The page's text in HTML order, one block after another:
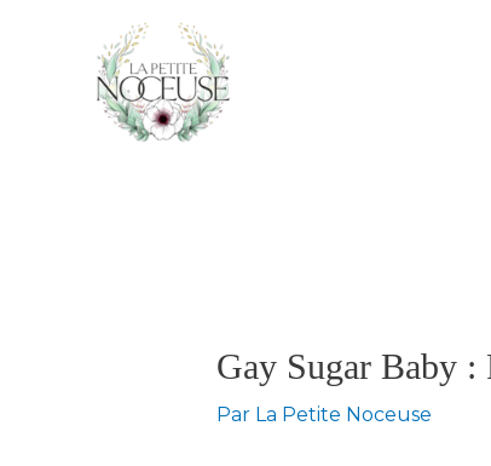
Gay Sugar Baby
Par La Petite Noceuse